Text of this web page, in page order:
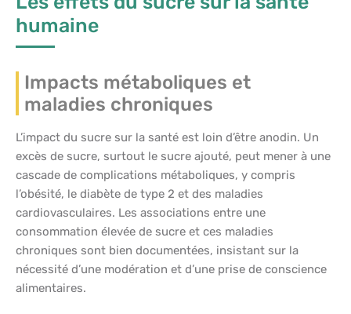
humaine
Impacts métaboliques et
maladies chroniques
L’impact du sucre sur la santé est loin d’être anodin. Un
excès de sucre, surtout le sucre ajouté, peut mener à une
cascade de complications métaboliques, y compris
l’obésité, le diabète de type 2 et des maladies
cardiovasculaires. Les associations entre une
consommation élevée de sucre et ces maladies
chroniques sont bien documentées, insistant sur la
nécessité d’une modération et d’une prise de conscience
alimentaires.